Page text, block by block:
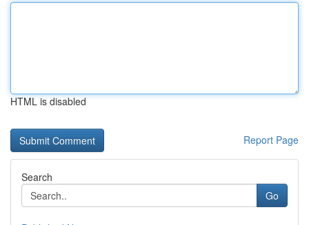
HTML is disabled
Report Page
Search
Go